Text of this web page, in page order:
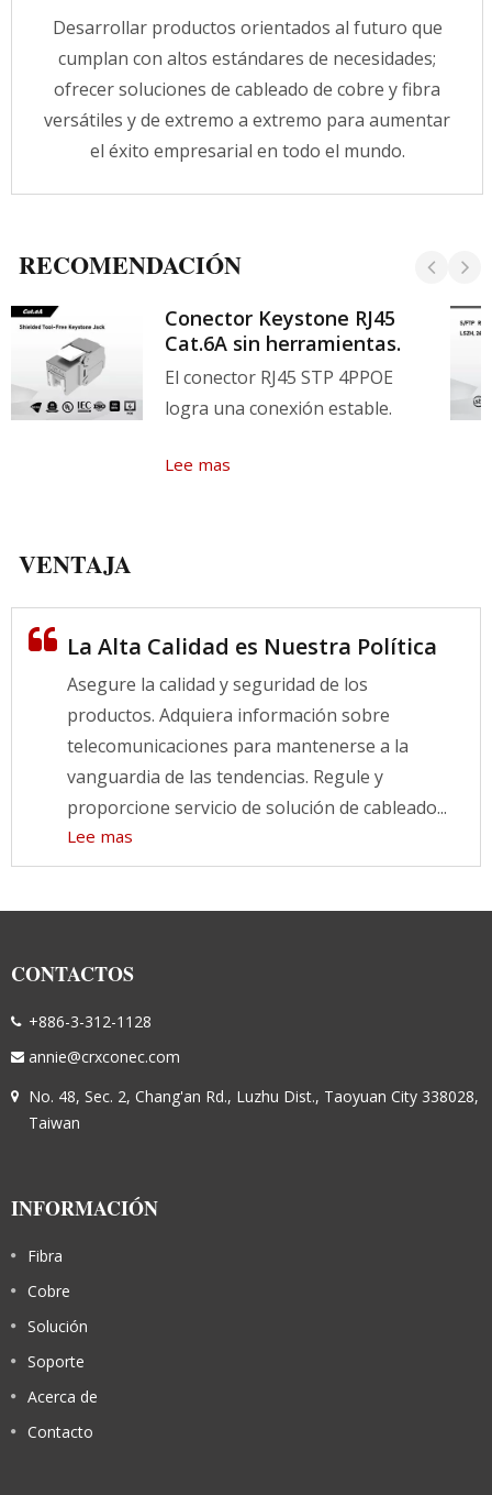
Desarrollar productos orientados al futuro que
cumplan con altos estándares de necesidades;
ofrecer soluciones de cableado de cobre y fibra
versátiles y de extremo a extremo para aumentar
el éxito empresarial en todo el mundo.
RECOMENDACIÓN
Conector Keystone RJ45
Cat.6A sin herramientas.
El conector RJ45 STP 4PPOE
logra una conexión estable.
Lee mas
VENTAJA
La Alta Calidad es Nuestra Política
Asegure la calidad y seguridad de los
productos. Adquiera información sobre
telecomunicaciones para mantenerse a la
vanguardia de las tendencias. Regule y
proporcione servicio de solución de cableado...
Lee mas
CONTACTOS
+886-3-312-1128
annie@crxconec.com
No. 48, Sec. 2, Chang'an Rd., Luzhu Dist., Taoyuan City 338028,
Taiwan
INFORMACIÓN
Fibra
Cobre
Solución
Soporte
Acerca de
Contacto